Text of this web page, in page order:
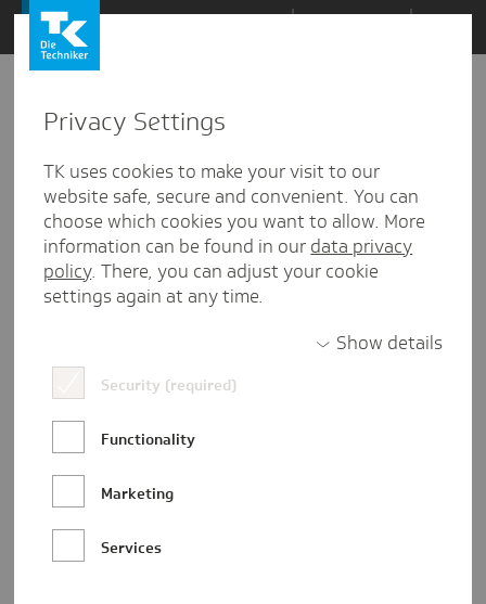
Zum
Inhalt
springen
den
Kommentaren
Privacy Settings
TK uses cookies to make your visit to our
website safe, secure and convenient. You can
choose which cookies you want to allow. More
information can be found in our data privacy
policy. There, you can adjust your cookie
settings again at any time.
Show details
Security (required)
Functionality
Marketing
Services